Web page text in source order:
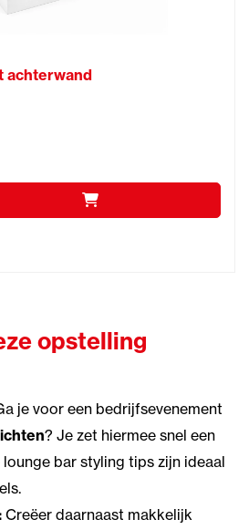
achterwand
opstelling
je voor een bedrijfsevenement
? Je zet hiermee snel een
bar styling tips zijn ideaal
Creëer daarnaast makkelijk